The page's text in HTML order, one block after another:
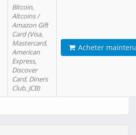
Bitcoin,
Altcoins /
Amazon Gift
Card (Visa,
Mastercard,
American
Express,
Discover
Card, Diners
Club, JCB)
Acheter